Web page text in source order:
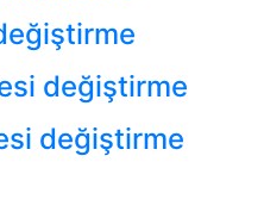
değiştirme
değiştirme